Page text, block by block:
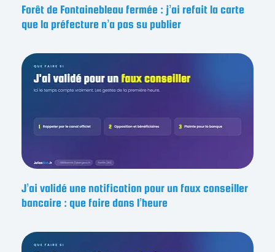
Forêt de Fontainebleau fermée : j’ai refait la carte
que la préfecture n’a pas su publier
J’ai validé une notification pour un faux conseiller
bancaire : que faire dans l’heure